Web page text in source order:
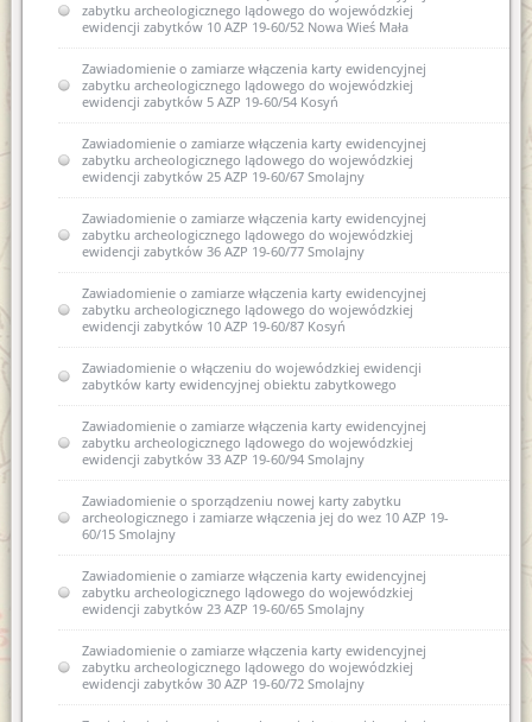
zabytku archeologicznego lądowego do wojewódzkiej
ewidencji zabytków 10 AZP 19-60/52 Nowa Wieś Mała
Zawiadomienie o zamiarze włączenia karty ewidencyjnej
zabytku archeologicznego lądowego do wojewódzkiej
ewidencji zabytków 5 AZP 19-60/54 Kosyń
Zawiadomienie o zamiarze włączenia karty ewidencyjnej
zabytku archeologicznego lądowego do wojewódzkiej
ewidencji zabytków 25 AZP 19-60/67 Smolajny
Zawiadomienie o zamiarze włączenia karty ewidencyjnej
zabytku archeologicznego lądowego do wojewódzkiej
ewidencji zabytków 36 AZP 19-60/77 Smolajny
Zawiadomienie o zamiarze włączenia karty ewidencyjnej
zabytku archeologicznego lądowego do wojewódzkiej
ewidencji zabytków 10 AZP 19-60/87 Kosyń
Zawiadomienie o włączeniu do wojewódzkiej ewidencji
zabytków karty ewidencyjnej obiektu zabytkowego
Zawiadomienie o zamiarze włączenia karty ewidencyjnej
zabytku archeologicznego lądowego do wojewódzkiej
ewidencji zabytków 33 AZP 19-60/94 Smolajny
Zawiadomienie o sporządzeniu nowej karty zabytku
archeologicznego i zamiarze włączenia jej do wez 10 AZP 19-
60/15 Smolajny
Zawiadomienie o zamiarze włączenia karty ewidencyjnej
zabytku archeologicznego lądowego do wojewódzkiej
ewidencji zabytków 23 AZP 19-60/65 Smolajny
Zawiadomienie o zamiarze włączenia karty ewidencyjnej
zabytku archeologicznego lądowego do wojewódzkiej
ewidencji zabytków 30 AZP 19-60/72 Smolajny